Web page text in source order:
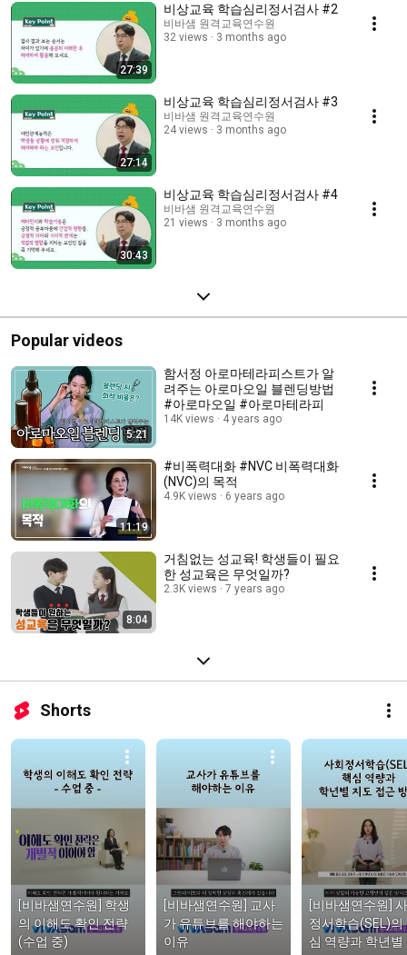
27:39
비상교육 학습심리정서검사 #2
비바샘 원격교육연수원
32 views
3 months ago
27:14
비상교육 학습심리정서검사 #3
비바샘 원격교육연수원
24 views
3 months ago
30:43
비상교육 학습심리정서검사 #4
비바샘 원격교육연수원
21 views
3 months ago
Popular videos
5:21
함서정 아로마테라피스트가 알
려주는 아로마오일 블렌딩방법
#아로마오일 #아로마테라피
14K views 4 years ago
11:19
#비폭력대화 #NVC 비폭력대화
(NVC)의 목적
4.9K views 6 years ago
8:04
거침없는 성교육! 학생들이 필요
한 성교육은 무엇일까?
2.3K views 7 years ago
Shorts
[비바샘연수원] 학생
의 이해도 확인 전략
(수업 중)
[비바샘연수원] 교사
가 유튜브를 해야하는
이유
[비바샘연수원]
정서학습(SEL)의
심 역량과 학년별